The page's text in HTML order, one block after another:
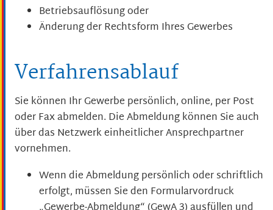
Betriebsauflösung oder
Änderung der Rechtsform Ihres Gewerbes
Verfahrensablauf
Sie können Ihr Gewerbe persönlich, online, per Post
oder Fax abmelden. Die Abmeldung können Sie auch
über das Netzwerk einheitlicher Ansprechpartner
vornehmen.
Wenn die Abmeldung persönlich oder schriftlich
erfolgt, müssen Sie den Formularvordruck